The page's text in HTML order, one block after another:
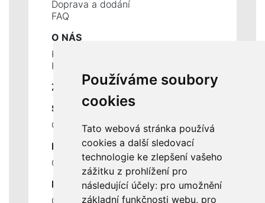
Používáme soubory
cookies
Tato webová stránka používá
cookies a další sledovací
technologie ke zlepšení vašeho
zážitku z prohlížení pro
následující účely: pro umožnění
základní funkčnosti webu, pro
Doprava a dodání
FAQ
O NÁS
Kontakty
Historie a současnost
ZÁKLADNÍ ÚDAJE
SLUŽBY
Ceník servisních prací
DŮLEŽITÉ INFORMACE
Ochrana osobních údajů
RYCHLÉ ODKAZY
Odstoupení od smlouvy